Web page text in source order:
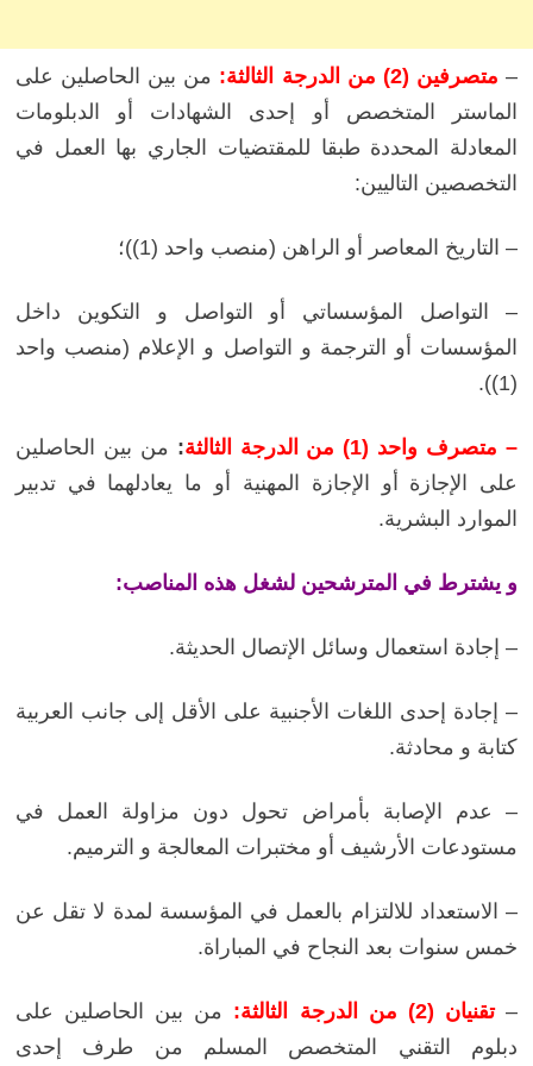
– متصرفين (2) من الدرجة الثالثة:
من بين الحاصلين على
الماستر المتخصص أو إحدى الشهادات أو الدبلومات
المعادلة المحددة طبقا للمقتضيات الجاري بها العمل في
التخصصين التاليين:
– التاريخ المعاصر أو الراهن (منصب واحد (1))؛
– التواصل المؤسساتي أو التواصل و التكوين داخل
المؤسسات أو الترجمة و التواصل و الإعلام (منصب واحد
(1))
.
– متصرف واحد (1) من الدرجة الثالثة : من بين الحاصلين
على الإجازة أو الإجازة المهنية أو ما يعادلهما في تدبير
الموارد البشرية.
و يشترط في المترشحين لشغل هذه المناصب:
– إجادة استعمال وسائل الإتصال الحديثة.
– إجادة إحدى اللغات الأجنبية على الأقل إلى جانب العربية
كتابة و محادثة.
– عدم الإصابة بأمراض تحول دون مزاولة العمل في
مستودعات الأرشيف أو مختبرات المعالجة و الترميم.
– الاستعداد للالتزام بالعمل في المؤسسة لمدة لا تقل عن
خمس سنوات بعد النجاح في المباراة.
– تقنيان (2) من الدرجة الثالثة:
من بين الحاصلين على
دبلوم التقني المتخصص المسلم من طرف إحدى